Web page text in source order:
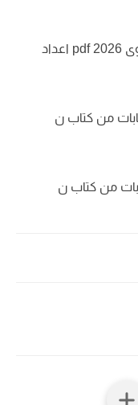
اقوى مراجعة نحو للصف الثالث الثانوى 2026 pdf اعداد
من كتاب ن
من كتاب ن